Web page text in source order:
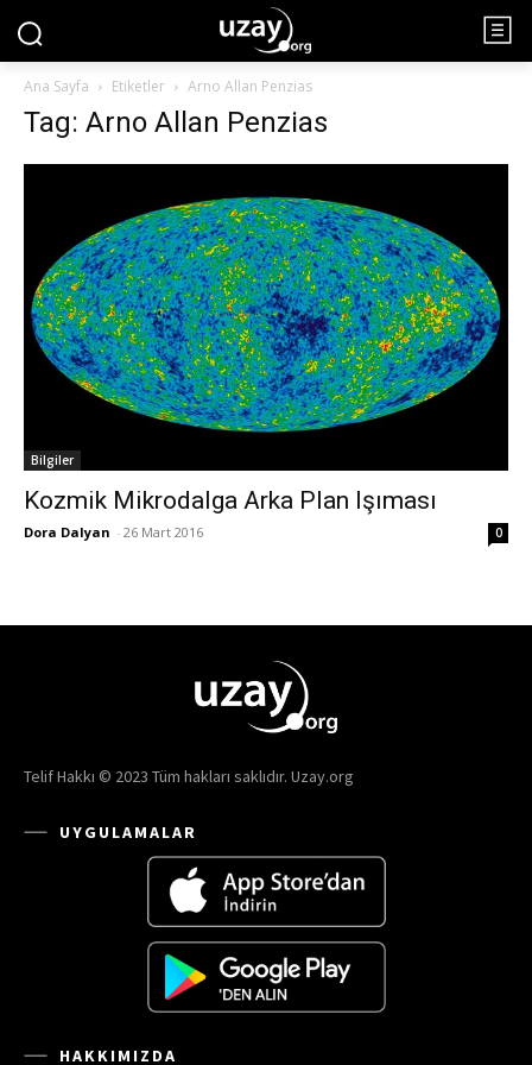
Ana Sayfa Etiketler Arno Allan Penzias
Tag: Arno Allan Penzias
Bilgiler
Kozmik Mikrodalga Arka Plan Işıması
Dora Dalyan - 26 Mart 2016 0
Telif Hakkı © 2023 Tüm hakları saklıdır. Uzay.org
UYGULAMALAR
HAKKIMIZDA